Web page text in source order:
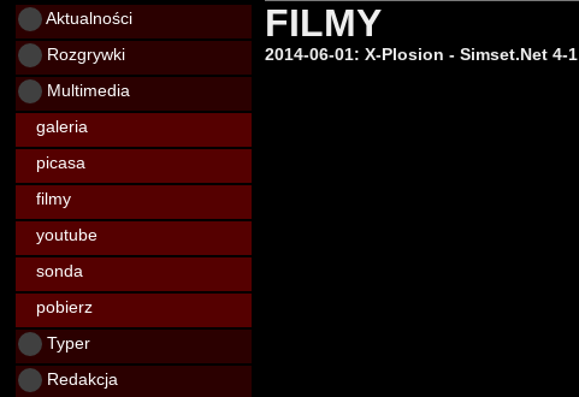
Aktualności
Rozgrywki
Multimedia
galeria
picasa
filmy
youtube
sonda
pobierz
Typer
Redakcja
FILMY
2014-06-01: X-Plosion - Simset.Net 4-1